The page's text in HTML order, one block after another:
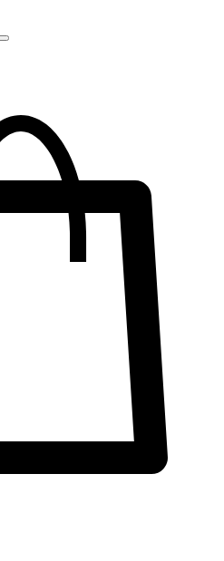
Search